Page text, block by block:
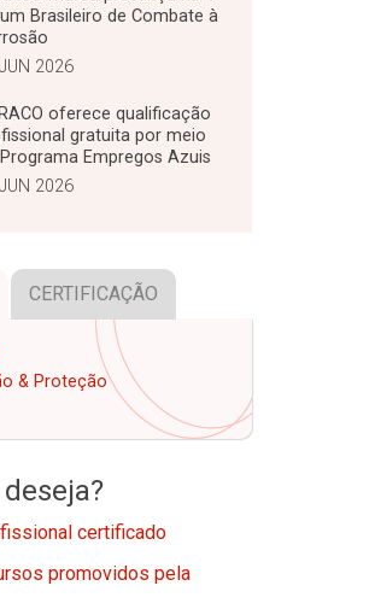
Brasileiro de Combate à
2026
oferece qualificação
gratuita por meio
Empregos Azuis
2026
CERTIFICAÇÃO
& Proteção
certificado
promovidos pela